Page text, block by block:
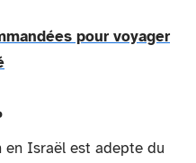
pour voyager
Israël est adepte du